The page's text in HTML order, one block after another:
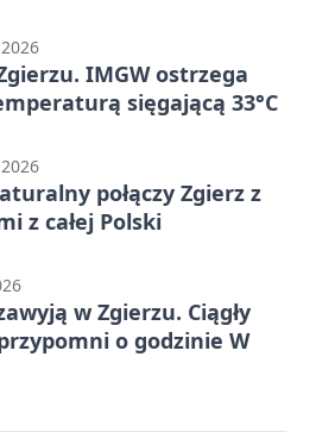
IMGW ostrzega
sięgającą 33°C
połączy Zgierz z
z całej Polski
w Zgierzu. Ciągły
o godzinie W